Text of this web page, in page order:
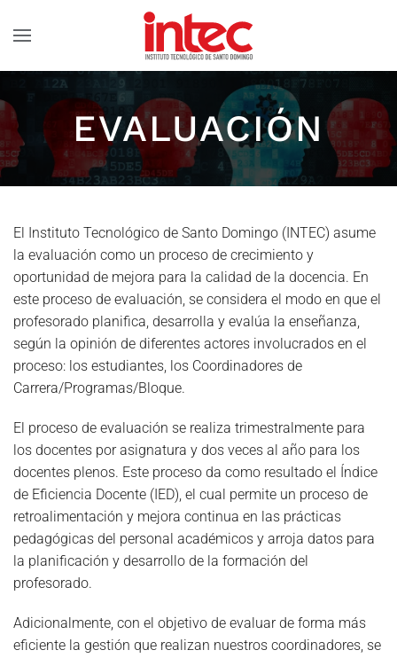
EVALUACIÓN
El Instituto Tecnológico de Santo Domingo (INTEC) asume
la evaluación como un proceso de crecimiento y
oportunidad de mejora para la calidad de la docencia. En
este proceso de evaluación, se considera el modo en que el
profesorado planifica, desarrolla y evalúa la enseñanza,
según la opinión de diferentes actores involucrados en el
proceso: los estudiantes, los Coordinadores de
Carrera/Programas/Bloque.
El proceso de evaluación se realiza trimestralmente para
los docentes por asignatura y dos veces al año para los
docentes plenos. Este proceso da como resultado el Índice
de Eficiencia Docente (IED), el cual permite un proceso de
retroalimentación y mejora continua en las prácticas
pedagógicas del personal académicos y arroja datos para
la planificación y desarrollo de la formación del
profesorado.
Adicionalmente, con el objetivo de evaluar de forma más
eficiente la gestión que realizan nuestros coordinadores, se